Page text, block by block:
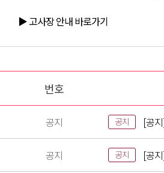
▶ 고사장 안내 바로가기
번호
공지 공지 [공
공지 공지 [공